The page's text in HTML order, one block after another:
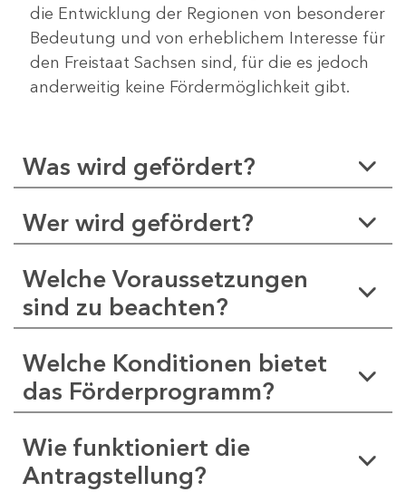
die Entwicklung der Regionen von besonderer
Bedeutung und von erheblichem Interesse für
den Freistaat Sachsen sind, für die es jedoch
anderweitig keine Fördermöglichkeit gibt.
Was wird gefördert?
Wer wird gefördert?
Welche Voraussetzungen
sind zu beachten?
Welche Konditionen bietet
das Förderprogramm?
Wie funktioniert die
Antragstellung?